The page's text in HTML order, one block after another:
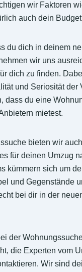
wir Faktoren
auch dein
du dich in deinem
wir uns
dich zu finden.
und Seriosität der
dass du eine
mietest.
bieten wir
für deinen Umzug
kümmern sich um
und Gegenstände
bei dir in der
der
die Experten vom
Wir sind